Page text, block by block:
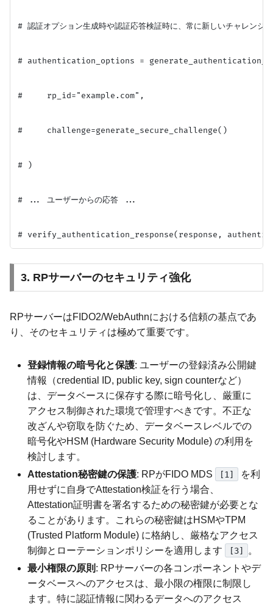
# 認証オプション生成時や認証応答検証時に、常に新しいチャレンジ
# authentication_options =
#     rp_id="example.com",
#     challenge=generate_secure_challenge()
# )
# ... ユーザーからの応答 ...
3. RPサーバーのセキュリティ強化
RPサーバーはFIDO2/WebAuthnにおける信頼の基点であ
り、そのセキュリティは極めて重要です。
登録情報の暗号化と保護: ユーザーの登録済み公開鍵
情報（credential ID, public key, sign counterなど）
は、データベースに保存する際に暗号化し、厳重に
アクセス制御された環境で管理すべきです。不正な
改ざんや窃取を防ぐため、データベースレベルでの
暗号化やHSM (Hardware Security Module) の利用を
検討します。
Attestation秘密鍵の保護: RPがFIDO MDS [1]
を利
用せずに自身でAttestation検証を行う場合、
Attestation証明書を署名するための秘密鍵が必要とな
ることがあります。これらの秘密鍵はHSMやTPM
(Trusted Platform Module) に格納し、厳格なアクセス
制御とローテーションポリシーを適用します
[3]
。
最小権限の原則 : RPサーバーの各コンポーネントやデ
ータベースへのアクセスは、最小限の権限に制限し
ます。特に認証情報に関わるデータへのアクセス